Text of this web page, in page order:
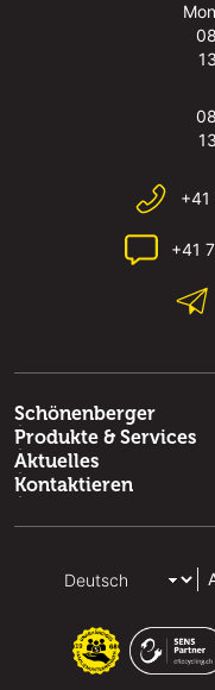
+41
+41
Schönenberger
Produkte & Services
Aktuelles
Kontaktieren